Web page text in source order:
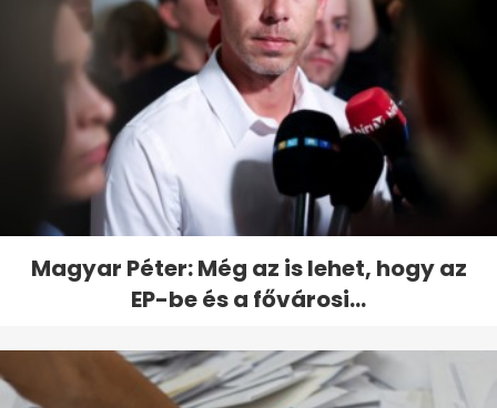
Magyar Péter: Még az is lehet, hogy az
EP-be és a fővárosi...